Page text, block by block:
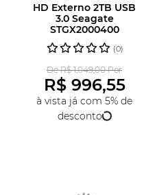
HD Externo 2TB USB
3.0 Seagate
STGX2000400
(0)
De R$ 1.049,00 Por
R$ 996,55
à vista já com 5% de
desconto